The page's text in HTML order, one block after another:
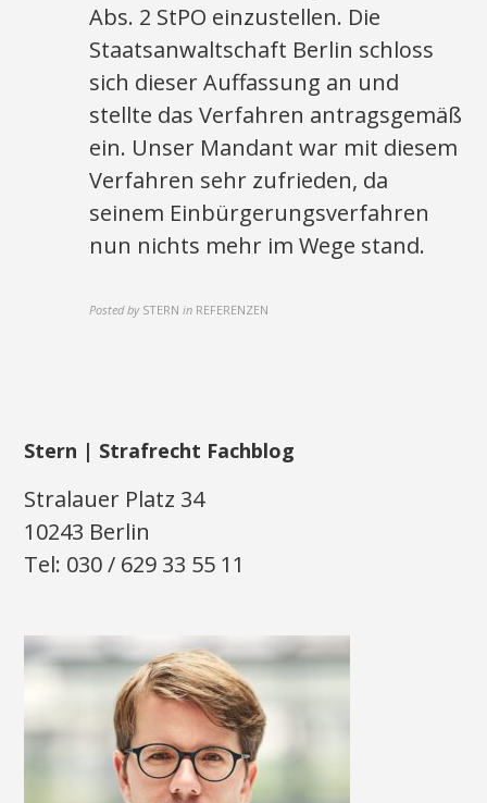
Abs. 2 StPO einzustellen. Die
Staatsanwaltschaft Berlin schloss
sich dieser Auffassung an und
stellte das Verfahren antragsgemäß
ein. Unser Mandant war mit diesem
Verfahren sehr zufrieden, da
seinem Einbürgerungsverfahren
nun nichts mehr im Wege stand.
Posted by STERN in REFERENZEN
Stern | Strafrecht Fachblog
Stralauer Platz 34
10243 Berlin
Tel: 030 / 629 33 55 11